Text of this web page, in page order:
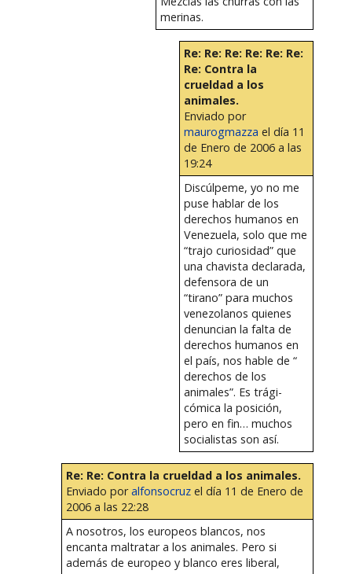
merinas.
Re: Re: Re: Re: Re: Re:
Re: Contra la
crueldad a los
animales.
Enviado por
maurogmazza el día 11
de Enero de 2006 a las
19:24
Discúlpeme, yo no me
puse hablar de los
derechos humanos en
Venezuela, solo que me
“trajo curiosidad” que
una chavista declarada,
defensora de un
“tirano” para muchos
venezolanos quienes
denuncian la falta de
derechos humanos en
el país, nos hable de “
derechos de los
animales”. Es trági-
cómica la posición,
pero en fin… muchos
socialistas son así.
Re: Re: Contra la crueldad a los animales.
Enviado poralfonsocruzel día 11 de Enero de
2006 a las 22:28
A nosotros, los europeos blancos, nos
encanta maltratar a los animales. Pero si
además de europeo y blanco eres liberal,